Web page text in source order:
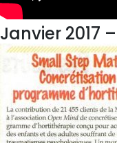
Janvier 2017